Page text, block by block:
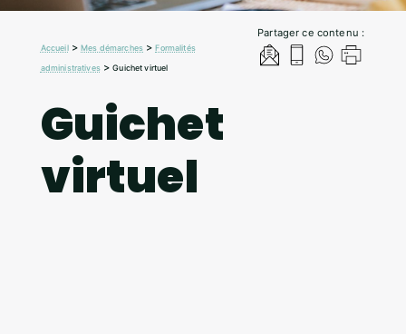
Partager ce contenu :
Accueil>Mes démarches >Formalités
administratives>Guichet virtuel
Guichet
virtuel